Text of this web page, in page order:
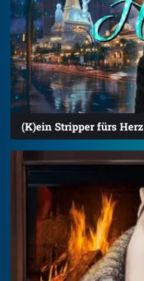
(K)ein Stripper fürs Herz